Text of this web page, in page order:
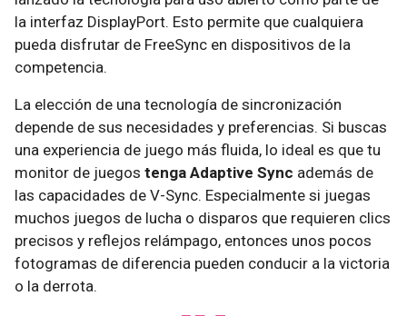
la interfaz DisplayPort. Esto permite que cualquiera
pueda disfrutar de FreeSync en dispositivos de la
competencia.
La elección de una tecnología de sincronización
depende de sus necesidades y preferencias. Si buscas
una experiencia de juego más fluida, lo ideal es que tu
monitor de juegos tenga Adaptive Sync además de
las capacidades de V-Sync. Especialmente si juegas
muchos juegos de lucha o disparos que requieren clics
precisos y reflejos relámpago, entonces unos pocos
fotogramas de diferencia pueden conducir a la victoria
o la derrota.